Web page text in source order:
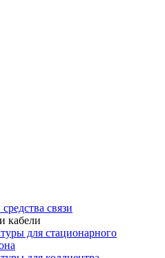
связи
кабели
для стационарного